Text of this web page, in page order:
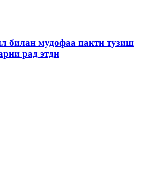
билан мудофаа пакти тузиш
рад этди